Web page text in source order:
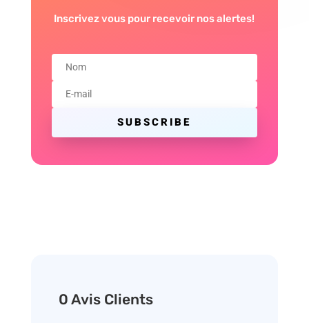
Inscrivez vous pour recevoir nos alertes!
SUBSCRIBE
0 Avis Clients